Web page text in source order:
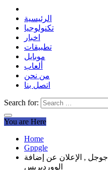
الرئيسية
تكنولوجيا
اخبار
تطبيقات
موبايل
ألعاب
من نحن
اتصل بنا
Search for:
You are Here
Home
Gppgle
جوجل , الإعلان عن إضافة ” site kit ” الجديدة على منصة
الووردبريس